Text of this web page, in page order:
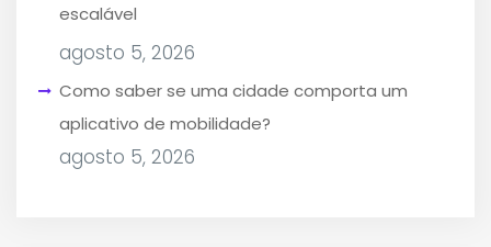
escalável
agosto 5, 2026
Como saber se uma cidade comporta um
aplicativo de mobilidade?
agosto 5, 2026